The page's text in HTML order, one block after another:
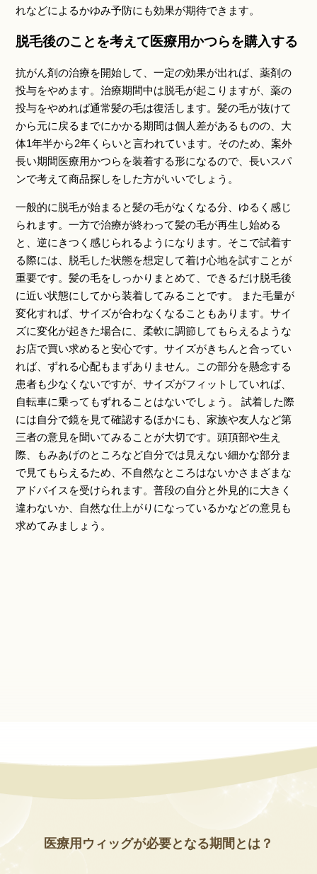
れなどによるかゆみ予防にも効果が期待できます。
脱毛後のことを考えて医療用かつらを購入する
抗がん剤の治療を開始して、一定の効果が出れば、薬剤の
投与をやめます。治療期間中は脱毛が起こりますが、薬の
投与をやめれば通常髪の毛は復活します。髪の毛が抜けて
から元に戻るまでにかかる期間は個人差があるものの、大
体1年半から2年くらいと言われています。そのため、案外
長い期間医療用かつらを装着する形になるので、長いスパ
ンで考えて商品探しをした方がいいでしょう。
一般的に脱毛が始まると髪の毛がなくなる分、ゆるく感じ
られます。一方で治療が終わって髪の毛が再生し始める
と、逆にきつく感じられるようになります。そこで試着す
る際には、脱毛した状態を想定して着け心地を試すことが
重要です。髪の毛をしっかりまとめて、できるだけ脱毛後
に近い状態にしてから装着してみることです。 また毛量が
変化すれば、サイズが合わなくなることもあります。サイ
ズに変化が起きた場合に、柔軟に調節してもらえるような
お店で買い求めると安心です。サイズがきちんと合ってい
れば、ずれる心配もまずありません。この部分を懸念する
患者も少なくないですが、サイズがフィットしていれば、
自転車に乗ってもずれることはないでしょう。 試着した際
には自分で鏡を見て確認するほかにも、家族や友人など第
三者の意見を聞いてみることが大切です。頭頂部や生え
際、もみあげのところなど自分では見えない細かな部分ま
で見てもらえるため、不自然なところはないかさまざまな
アドバイスを受けられます。普段の自分と外見的に大きく
違わないか、自然な仕上がりになっているかなどの意見も
求めてみましょう。
医療用ウィッグが必要となる期間とは？